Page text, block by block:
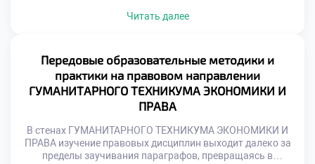
знаний законов, но и от таланта виртуозно применять их
надежным трамплином, который позволяет будущим
специалистам заложить фундамент для долгосрочного
профессионального […]
Читать далее
Передовые образовательные методики и
практики на правовом направлении
ГУМАНИТАРНОГО ТЕХНИКУМА ЭКОНОМИКИ И
ПРАВА
В стенах ГУМАНИТАРНОГО ТЕХНИКУМА ЭКОНОМИКИ И
ПРАВА изучение правовых дисциплин выходит далеко за
пределы заучивания параграфов, превращаясь в